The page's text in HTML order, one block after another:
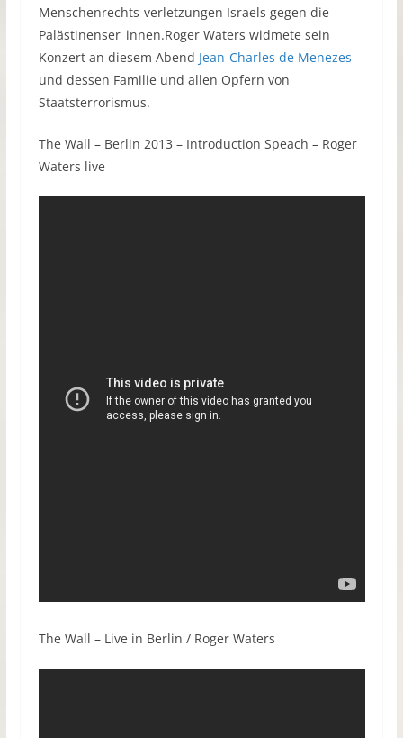
Menschenrechts-verletzungen Israels gegen die
Palästinenser_innen.Roger Waters widmete sein
Konzert an diesem Abend Jean-Charles de Menezes
und dessen Familie und allen Opfern von
Staatsterrorismus.
The Wall – Berlin 2013 – Introduction Speach – Roger
Waters live
The Wall – Live in Berlin / Roger Waters